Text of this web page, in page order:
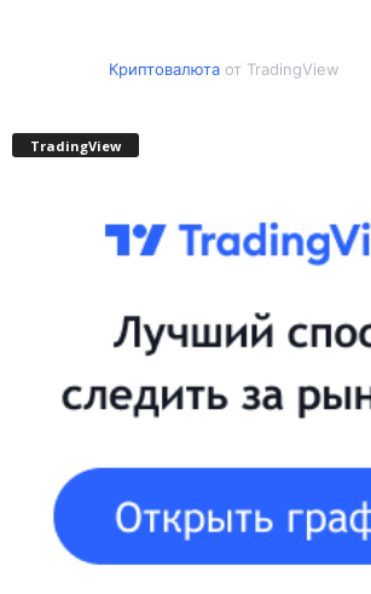
Криптовалютаот TradingView
TradingView